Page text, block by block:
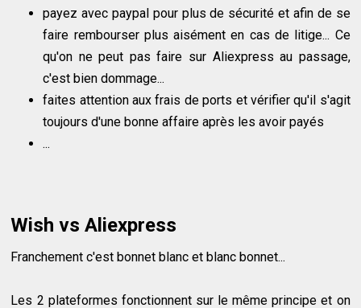
payez avec paypal pour plus de sécurité et afin de se
faire rembourser plus aisément en cas de litige... Ce
qu'on ne peut pas faire sur Aliexpress au passage,
c'est bien dommage...
faites attention aux frais de ports et vérifier qu'il s'agit
toujours d'une bonne affaire après les avoir payés
...
Wish vs Aliexpress
Franchement c'est bonnet blanc et blanc bonnet...
Les 2 plateformes fonctionnent sur le même principe et on